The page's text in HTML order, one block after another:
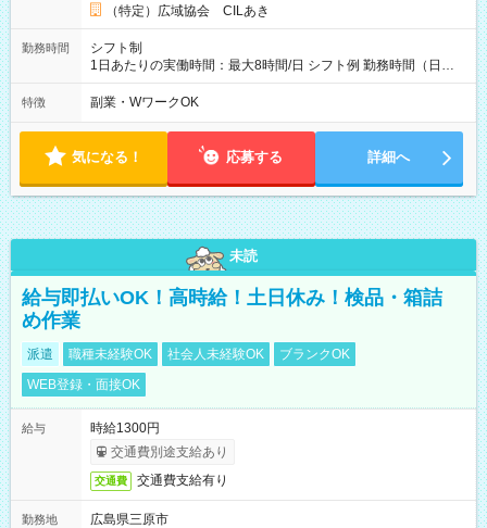
（特定）広域協会 CILあき
勤務時間
シフト制
1日あたりの実働時間：最大8時間/日 シフト例 勤務時間（日
勤）・8時～18時 （実働時間8時間 待機休憩2時間）（日勤1回
あたりの給与 2万円）
特徴 副業・WワークOK
気になる！ 応募する 詳細へ
未読
給与即払いOK！高時給！土日休み！検品・箱詰
め作業
派遣 職種未経験OK 社会人未経験OK
ブランクOK
WEB登録・面接OK
給与
時給1300円
交通費別途支給あり
交通費 交通費支給有り
勤務地
広島県三原市